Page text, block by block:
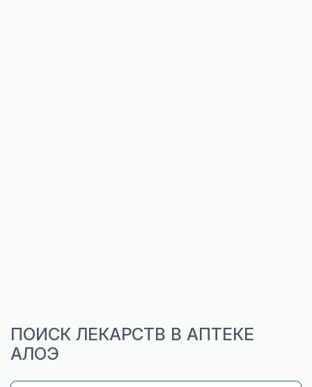
ПОИСК ЛЕКАРСТВ В АПТЕКЕ
АЛОЭ